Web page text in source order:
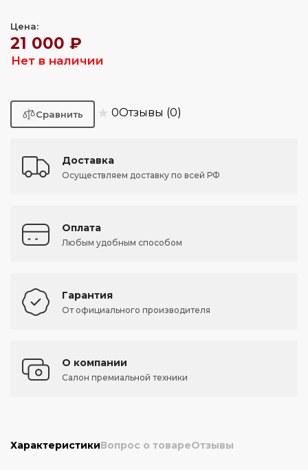
Цена:
21 000 ₽
Нет в наличии
★ 0Отзывы (0)
Доставка
Осуществляем доставку по всей РФ
Оплата
Любым удобным способом
Гарантия
От официального производителя
О компании
Салон премиальной техники
ХарактеристикиВопрос о товареОтзывы